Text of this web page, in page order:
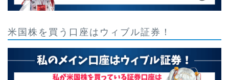
米国株を買う口座はウィブル証券！